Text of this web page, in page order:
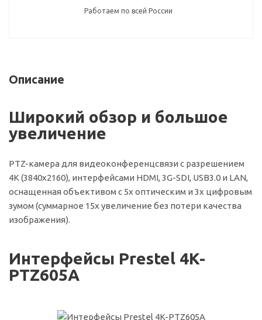
Работаем по всей России
Описание
Широкий обзор и большое
увеличение
PTZ-камера для видеоконференцсвязи с разрешением
4K (3840x2160), интерфейсами HDMI, 3G-SDI, USB3.0 и LAN,
оснащенная объективом с 5х оптическим и 3х цифровым
зумом (суммарное 15х увеличение без потери качества
изображения).
Интерфейсы Prestel 4K-
PTZ605A